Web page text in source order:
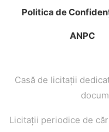
Politica de
ANPC
Casă de licitaţii
Licitaţii periodice de